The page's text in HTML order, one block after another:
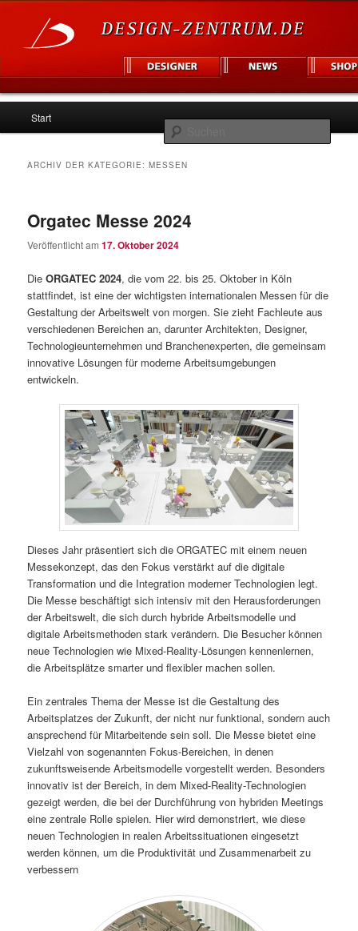
Design Zentrum
Zum
Zum
wechseln
Start
ARCHIV DER KATEGORIE:MESSEN
Orgatec Messe 2024
Veröffentlicht am17. Oktober 2024
DieORGATEC 2024, die vom 22. bis 25. Oktober in Köln
stattfindet, ist eine der wichtigsten internationalen Messen für die
Gestaltung der Arbeitswelt von morgen. Sie zieht Fachleute aus
verschiedenen Bereichen an, darunter Architekten, Designer,
Technologieunternehmen und Branchenexperten, die gemeinsam
innovative Lösungen für moderne Arbeitsumgebungen
entwickeln.
Dieses Jahr präsentiert sich die ORGATEC mit einem neuen
Messekonzept, das den Fokus verstärkt auf die digitale
Transformation und die Integration moderner Technologien legt.
Die Messe beschäftigt sich intensiv mit den Herausforderungen
der Arbeitswelt, die sich durch hybride Arbeitsmodelle und
digitale Arbeitsmethoden stark verändern. Die Besucher können
neue Technologien wie Mixed-Reality-Lösungen kennenlernen,
die Arbeitsplätze smarter und flexibler machen sollen.
Ein zentrales Thema der Messe ist die Gestaltung des
Arbeitsplatzes der Zukunft, der nicht nur funktional, sondern auch
ansprechend für Mitarbeitende sein soll. Die Messe bietet eine
Vielzahl von sogenannten Fokus-Bereichen, in denen
zukunftsweisende Arbeitsmodelle vorgestellt werden. Besonders
innovativ ist der Bereich, in dem Mixed-Reality-Technologien
gezeigt werden, die bei der Durchführung von hybriden Meetings
eine zentrale Rolle spielen. Hier wird demonstriert, wie diese
neuen Technologien in realen Arbeitssituationen eingesetzt
werden können, um die Produktivität und Zusammenarbeit zu
verbessern​